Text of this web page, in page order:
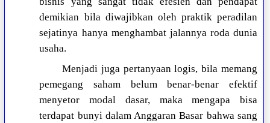
demikian bila diwajibkan oleh praktik peradilan
sejatinya hanya menghambat jalannya roda dunia
usaha.
Menjadi juga pertanyaan logis, bila memang
pemegang saham belum benar-benar efektif
menyetor modal dasar, maka mengapa bisa
terdapat bunyi dalam Anggaran Basar bahwa sang